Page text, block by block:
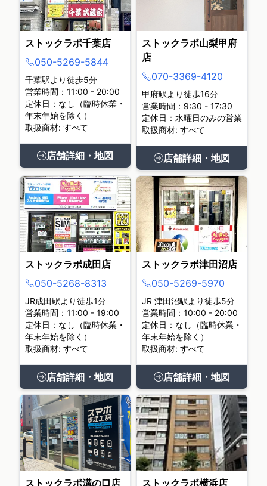
ストックラボ千葉店
050-5269-5844
千葉駅より徒歩5分
営業時間：11:00 - 20:00
定休日：なし（臨時休業・
年末年始を除く）
取扱商材: すべて
店舗詳細・地図
ストックラボ山梨甲府
店
070-3369-4120
甲府駅より徒歩16分
営業時間：9:30 - 17:30
定休日：水曜日のみの営業
取扱商材: すべて
店舗詳細・地図
ストックラボ成田店
050-5268-8313
JR成田駅より徒歩1分
営業時間：11:00 - 19:00
定休日：なし（臨時休業・
年末年始を除く）
取扱商材: すべて
店舗詳細・地図
ストックラボ津田沼店
050-5269-5970
JR 津田沼駅より徒歩5分
営業時間：10:00 - 20:00
定休日：なし（臨時休業・
年末年始を除く）
取扱商材: すべて
店舗詳細・地図
ストックラボ溝の口店 ストックラボ横浜店